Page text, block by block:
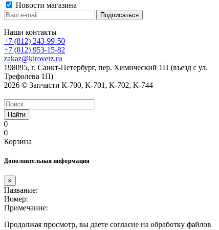
Новости магазина
Наши контакты
+7 (812) 243-99-50
+7 (812) 953-15-82
zakaz@kirovetz.ru
198095, г. Санкт-Петербург, пер. Химический 1П (въезд с ул.
Трефолева 1П)
2026 © Запчасти К-700, K-701, K-702, K-744
Найти
0
0
Корзина
Дополнительная информация
×
Название:
Номер:
Примечание:
Продолжая просмотр, вы даете согласие на обработку файлов